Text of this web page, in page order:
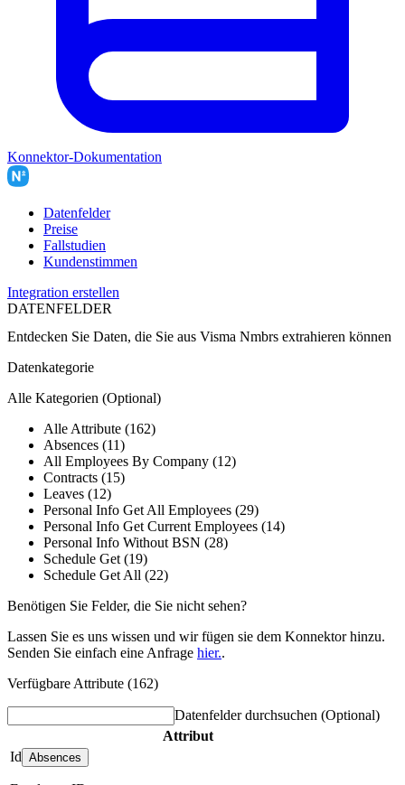
Konnektor-Dokumentation
Datenfelder
Preise
Fallstudien
Kundenstimmen
Integration erstellen
DATENFELDER
Entdecken Sie Daten, die Sie aus Visma Nmbrs extrahieren können
Datenkategorie
Alle Kategorien (Optional)
Alle Attribute (162)
Absences (11)
All Employees By Company (12)
Contracts (15)
Leaves (12)
Personal Info Get All Employees (29)
Personal Info Get Current Employees (14)
Personal Info Without BSN (28)
Schedule Get (19)
Schedule Get All (22)
Benötigen Sie Felder, die Sie nicht sehen?
Lassen Sie es uns wissen und wir fügen sie dem Konnektor hinzu.
Senden Sie einfach eine Anfrage hier..
Verfügbare Attribute (162)
Datenfelder durchsuchen (Optional)
Attribut
Id Absences